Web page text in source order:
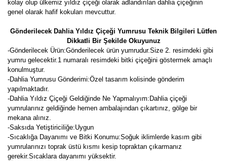
kolay olup ülkemiz yıldız çiçeği olarak adlandırılan dahlia çiçeğinin
genel olarak hafif kokuları mevcuttur.
Gönderilecek Dahlia Yıldız Çiçeği Yumrusu Teknik Bilgileri Lütfen
Dikkatli Bir Şekilde Okuyunuz
-Gönderilecek Ürün:Gönderilecek ürün yumrudur.Size 2. resimdeki gibi
yumru gelecektir.1 numaralı resimdeki bitki çiçeğini göstermek amaçlı
konulmuştur.
-Dahlia Yumrusu Gönderimi:Özel tasarım kolisinde gönderim
yapılmaktadır.
-Dahlia Yıldız Çiçeği Geldiğinde Ne Yapmalıyım:Dahlia çiçeği
yumrularınız geldiğinde hemen ambalajından çıkartınız, gölge bir
mekana alınız.
-Saksıda Yetiştiriciliğe:Uygun
-Sıcaklığa Dayanımı ve Bitki Konumu:Soğuk iklimlerde kasım gibi
yumrularınızı toprak üstü kısmı kesip topraktan çıkarmanız
gerekir.Sıcaklara dayanımı yüksektir.